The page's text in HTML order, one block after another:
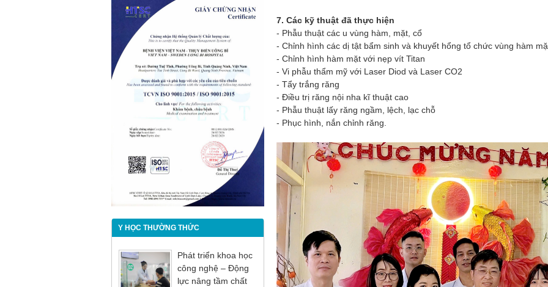
Y HỌC THƯỜNG THỨC
Phát triển khoa học
công nghệ – Động
lực nâng tầm chất
7. Các kỹ thuật đã thực hiện
- Phẫu thuật các u vùng hàm, mặt, cổ
- Chỉnh hình các dị tật bẩm sinh và khuyết hổng tổ chức vùng hàm
- Chỉnh hình hàm mặt với nẹp vít Titan
- Vi phẫu thẩm mỹ với Laser Diod và Laser CO2
- Tẩy trắng răng
- Điều trị răng nội nha kĩ thuật cao
- Phẫu thuật lấy răng ngầm, lệch, lạc chỗ
- Phục hình, nắn chỉnh răng.